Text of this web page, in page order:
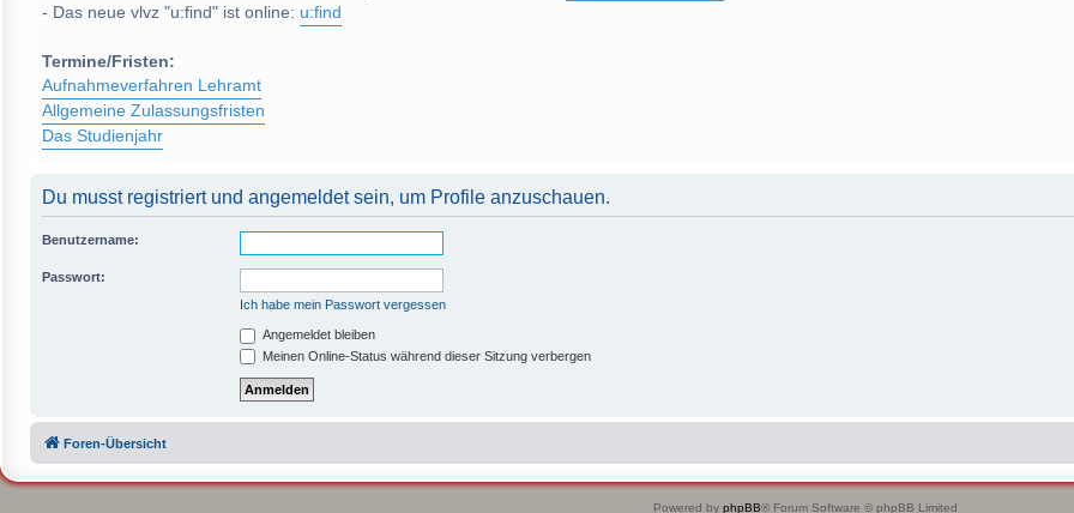
- Das neue vlvz "u:find" ist online: u:find
Termine/Fristen:
Aufnahmeverfahren Lehramt
Allgemeine Zulassungsfristen
Das Studienjahr
Du musst registriert und angemeldet sein, um Profile anzuschauen.
Benutzername:
Passwort:
Ich habe mein Passwort vergessen
Angemeldet bleiben
Meinen Online-Status während dieser Sitzung verbergen
Foren-Übersicht
Powered by phpBB® Forum Software © phpBB Limited